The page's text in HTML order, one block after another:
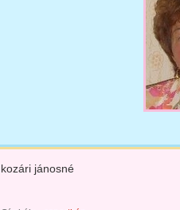
kozári jánosné